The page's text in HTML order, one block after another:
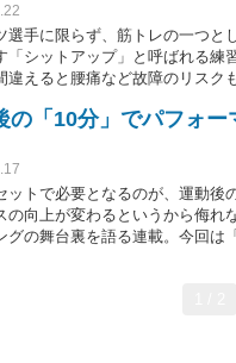
選手に限らず、筋トレの一つと
「シットアップ」と呼ばれる練
違えると腰痛など故障のリスク
など日本を代表するアスリート
の「10分」でパフォ
ットで必要となるのが、運動後
の向上が変わるというから侮れ
グの舞台裏を語る連載。今回は